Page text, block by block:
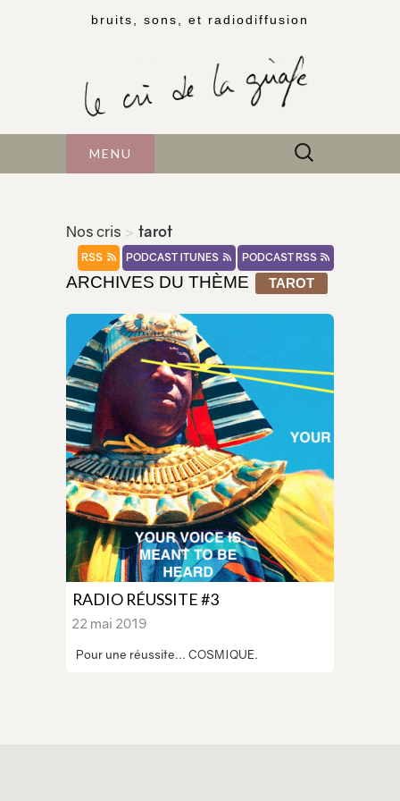
bruits, sons, et radiodiffusion
MENU Rechercher :
Nos cris > tarot
PODCAST RSS
PODCAST ITUNES
RSS
ARCHIVES DU THÈME TAROT
RADIO RÉUSSITE #3
22 mai 2019
Pour une réussite... COSMIQUE.